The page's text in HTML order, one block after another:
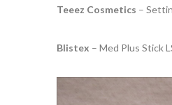
Teeez Cosmetics –
Blistex – Med Plus Stick